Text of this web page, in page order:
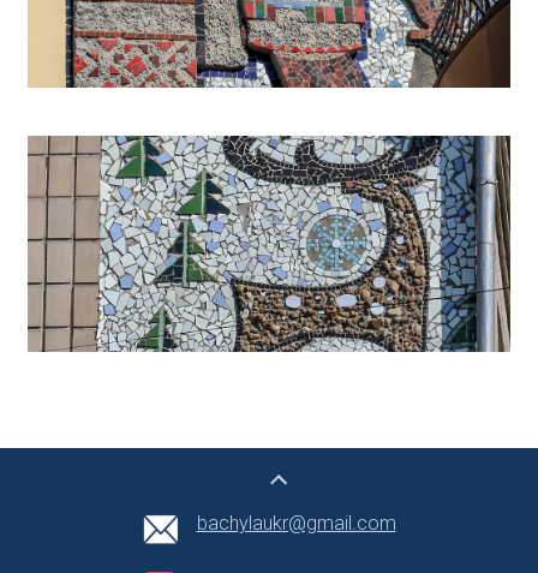
bachylaukr@gmail.com